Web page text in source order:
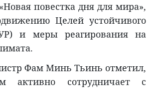
повестка дня для мира»,
Целей устойчивого
и меры реагирования на
Фам Минь Тьинь отметил,
активно сотрудничает с